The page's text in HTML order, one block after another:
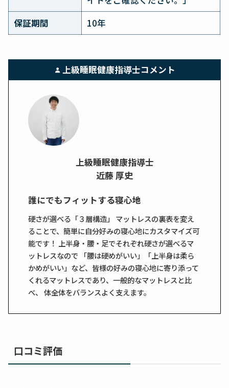
保証期間
10年
上級睡眠健康指導士コメント
上級睡眠健康指導士
近藤 厚史
誰にでもフィットする寝心地
硬さが選べる「３層構造」 マットレスの裏表を変え
ることで、簡単に自分好みの寝心地にカスタマイズ可
能です！ 上半身・腰・足でそれぞれ硬さが選べるマ
ットレスなので 「腰は硬めがいい」「上半身は柔ら
かめがいい」など、皆様の好みの寝心地に寄り添って
くれるマットレスであり、一般的なマットレスと比
べ、 体全体をバランスよく支えます。
口コミ評価